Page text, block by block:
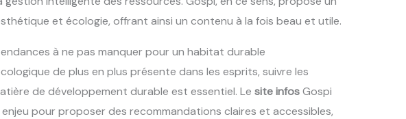
et écologie, offrant ainsi un contenu à la fois beau et utile.
à ne pas manquer pour un habitat durable
de plus en plus présente dans les esprits, suivre les
de développement durable est essentiel. Le site infosGospi
enjeu pour proposer des recommandations claires et accessibles,